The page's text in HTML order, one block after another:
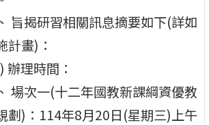
旨揭研習相關訊息摘要如下(詳如
計畫)：
辦理時間：
場次一(十二年國教新課綱資優教
劃)：114年8月20日(星期三)上午